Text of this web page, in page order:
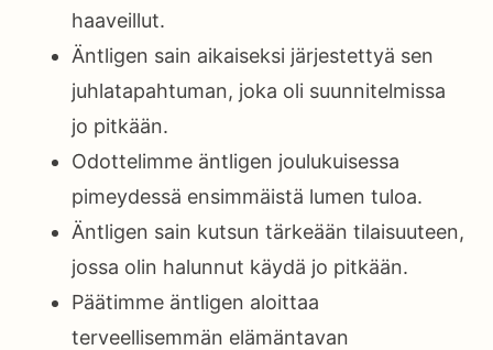
haaveillut.
Äntligen sain aikaiseksi järjestettyä sen
juhlatapahtuman, joka oli suunnitelmissa
jo pitkään.
Odottelimme äntligen joulukuisessa
pimeydessä ensimmäistä lumen tuloa.
Äntligen sain kutsun tärkeään tilaisuuteen,
jossa olin halunnut käydä jo pitkään.
Päätimme äntligen aloittaa
terveellisemmän elämäntavan